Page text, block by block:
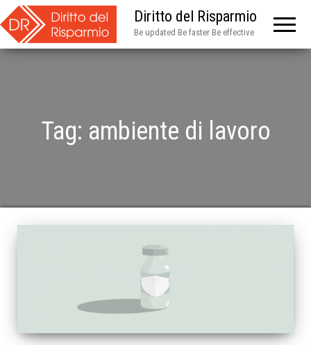
Diritto del Risparmio
Be updated Be faster Be effective
Tag: ambiente di lavoro